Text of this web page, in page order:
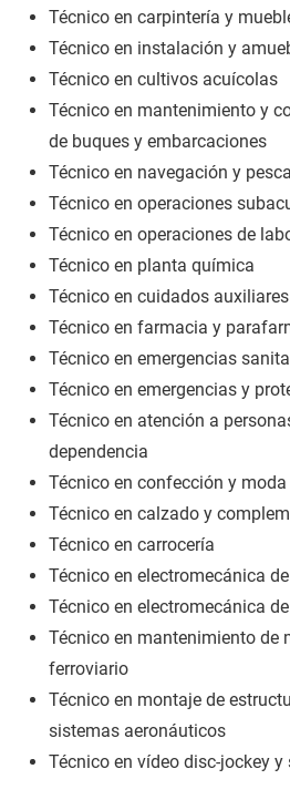
Técnico en carpintería y
Técnico en instalación y
Técnico en cultivos acuícolas
Técnico en mantenimiento y
de buques y embarcaciones
Técnico en navegación y
Técnico en operaciones
Técnico en operaciones de
Técnico en planta química
Técnico en cuidados
Técnico en farmacia y
Técnico en emergencias
Técnico en emergencias y
Técnico en atención a
dependencia
Técnico en confección y moda
Técnico en calzado y
Técnico en carrocería
Técnico en electromecánica
Técnico en electromecánica
Técnico en mantenimiento de
ferroviario
Técnico en montaje de
sistemas aeronáuticos
Técnico en vídeo disc-jockey y